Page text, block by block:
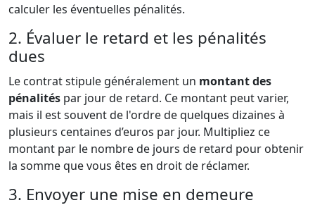
calculer les éventuelles pénalités.
2. Évaluer le retard et les pénalités
dues
Le contrat stipule généralement un montant des
pénalités par jour de retard. Ce montant peut varier,
mais il est souvent de l'ordre de quelques dizaines à
plusieurs centaines d’euros par jour. Multipliez ce
montant par le nombre de jours de retard pour obtenir
la somme que vous êtes en droit de réclamer.
3. Envoyer une mise en demeure